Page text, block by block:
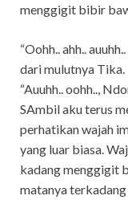
menggigit bibir
“Oohh.. ahh..
dari mulutnya Tika.
“Auuhh.. oohh..,
SAmbil aku terus
perhatikan wajah
yang luar biasa.
kadang menggigit
matanya